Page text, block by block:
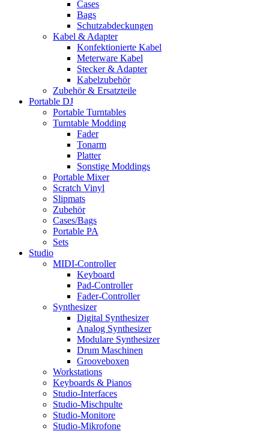
Cases
Bags
Schutzabdeckungen
Kabel & Adapter
Konfektionierte Kabel
Meterware Kabel
Stecker & Adapter
Kabelzubehör
Zubehör & Ersatzteile
Portable DJ
Portable Turntables
Turntable Modding
Fader
Tonarm
Platter
Sonstige Moddings
Portable Mixer
Scratch Vinyl
Slipmats
Zubehör
Cases/Bags
Portable PA
Sets
Studio
MIDI-Controller
Keyboard
Pad-Controller
Fader-Controller
Synthesizer
Digital Synthesizer
Analog Synthesizer
Modulare Synthesizer
Drum Maschinen
Grooveboxen
Workstations
Keyboards & Pianos
Studio-Interfaces
Studio-Mischpulte
Studio-Monitore
Studio-Mikrofone